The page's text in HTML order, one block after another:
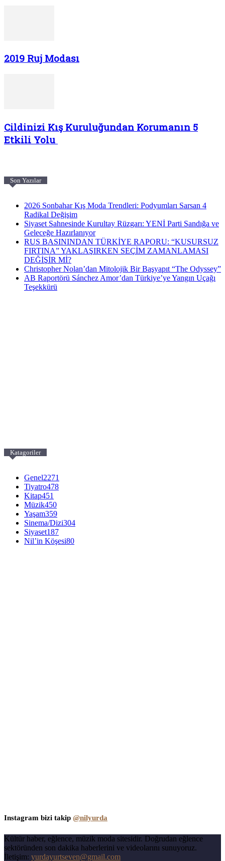
2019 Ruj Modası
Cildinizi Kış Kuruluğundan Korumanın 5
Etkili Yolu
Son Yazılar
2026 Sonbahar Kış Moda Trendleri: Podyumları Sarsan 4
Radikal Değişim
Siyaset Sahnesinde Kurultay Rüzgarı: YENİ Parti Sandığa ve
Geleceğe Hazırlanıyor
RUS BASININDAN TÜRKİYE RAPORU: “KUSURSUZ
FIRTINA” YAKLAŞIRKEN SEÇİM ZAMANLAMASI
DEĞİŞİR Mİ?
Christopher Nolan’dan Mitolojik Bir Başyapıt “The Odyssey”
AB Raportörü Sánchez Amor’dan Türkiye’ye Yangın Uçağı
Teşekkürü
Katagoriler
Genel2271
Tiyatro478
Kitap451
Müzik450
Yaşam359
Sinema/Dizi304
Siyaset187
Nil’in Köşesi80
Instagram bizi takip @nilyurda
Kültür haber, eğlence, müzik moda sitesidir. Doğrudan eğlence
sektöründen son dakika haberlerini ve videolarını sunuyoruz.
İletişim: yurdayurtseven@gmail.com